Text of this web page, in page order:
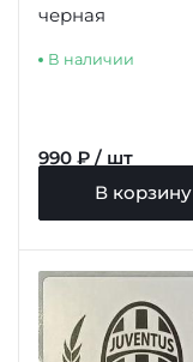
черная
В наличии
990 ₽ / шт
В корзину